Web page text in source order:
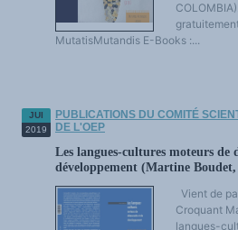
MutatisMutandis E-Books :...
JUI
2019
PUBLICATIONS DU COMITÉ
DE L'OEP
Les langues-cultures moteurs de
développement (Martine
Vient de
Croquant
langues-